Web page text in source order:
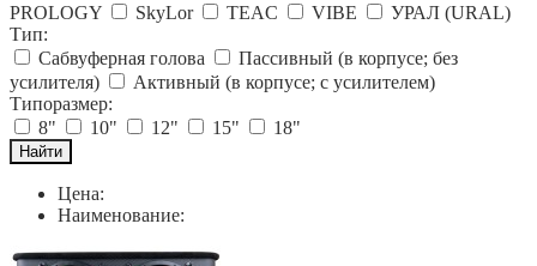
PROLOGY
SkyLor TEAC VIBE
УРАЛ (URAL)
Тип:
Сабвуферная голова
Пассивный (в корпусе; без
усилителя)
Активный (в корпусе; с усилителем)
Типоразмер:
8"
10" 12" 15" 18"
Цена:
Наименование: